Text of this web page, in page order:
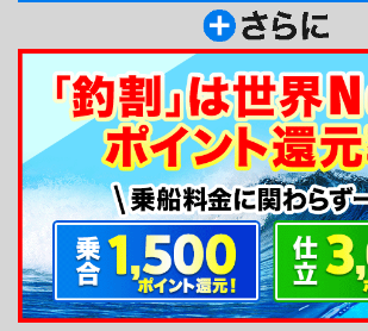
が、初心者の方にもヒラマサの引き
だきたい気持ちが強く、レンタルタ
完備しております。